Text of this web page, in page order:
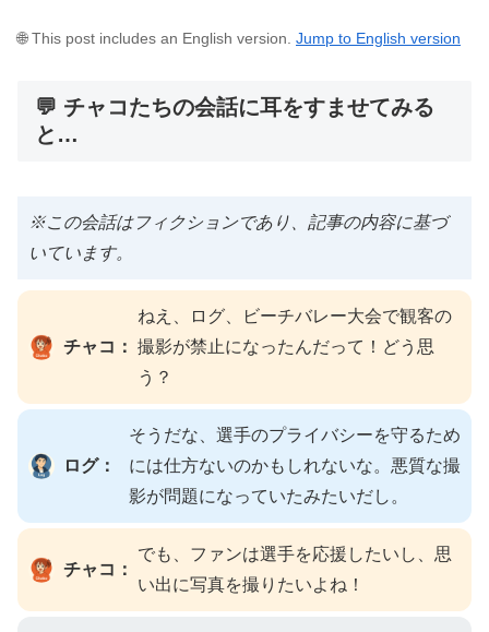
🌐 This post includes an English version. Jump to English version
💬 チャコたちの会話に耳をすませてみる
と…
※この会話はフィクションであり、記事の内容に基づ
いています。
チャコ：
ねえ、ログ、ビーチバレー大会で観客の
撮影が禁止になったんだって！どう思
う？
ログ：
そうだな、選手のプライバシーを守るため
には仕方ないのかもしれないな。悪質な撮
影が問題になっていたみたいだし。
チャコ：
でも、ファンは選手を応援したいし、思
い出に写真を撮りたいよね！